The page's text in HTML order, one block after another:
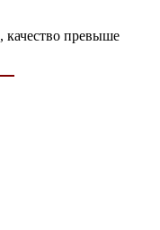
качество превыше